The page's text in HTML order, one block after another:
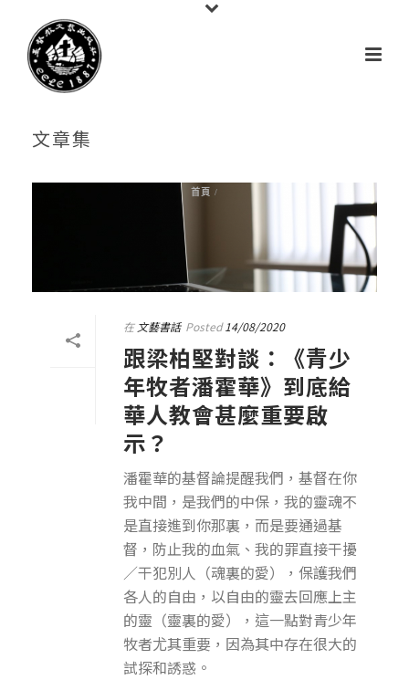
文章集
首頁 /
在 文藝書話 Posted 14/08/2020
跟梁柏堅對談：《青少
年牧者潘霍華》到底給
華人教會甚麼重要啟
示？
潘霍華的基督論提醒我們，基督在你
我中間，是我們的中保，我的靈魂不
是直接進到你那裏，而是要通過基
督，防止我的血氣、我的罪直接干擾
／干犯別人（魂裏的愛），保護我們
各人的自由，以自由的靈去回應上主
的靈（靈裏的愛），這一點對青少年
牧者尤其重要，因為其中存在很大的
試探和誘惑。